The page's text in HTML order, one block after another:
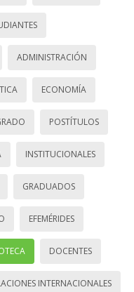
ADMINISTRACIÓN
ECONOMÍA
POSTÍTULOS
INSTITUCIONALES
GRADUADOS
EFEMÉRIDES
DOCENTES
INTERNACIONALES